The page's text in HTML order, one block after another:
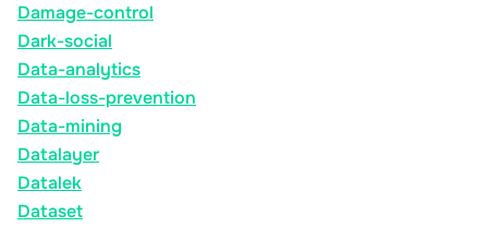
Damage-control
Dark-social
Data-analytics
Data-loss-prevention
Data-mining
Datalayer
Datalek
Dataset